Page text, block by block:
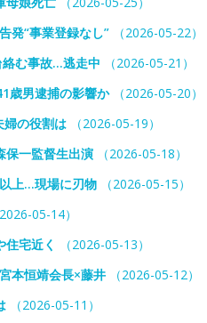
発“事業登録なし” （2026-05-22）
む事故…逃走中 （2026-05-21）
歳男逮捕の影響か（2026-05-20）
の役割は （2026-05-19）
一監督生出演 （2026-05-18）
上…現場に刃物 （2026-05-15）
05-14）
宅近く
（2026-05-13）
本恒靖会長×藤井 （2026-05-12）
（2026-05-11）